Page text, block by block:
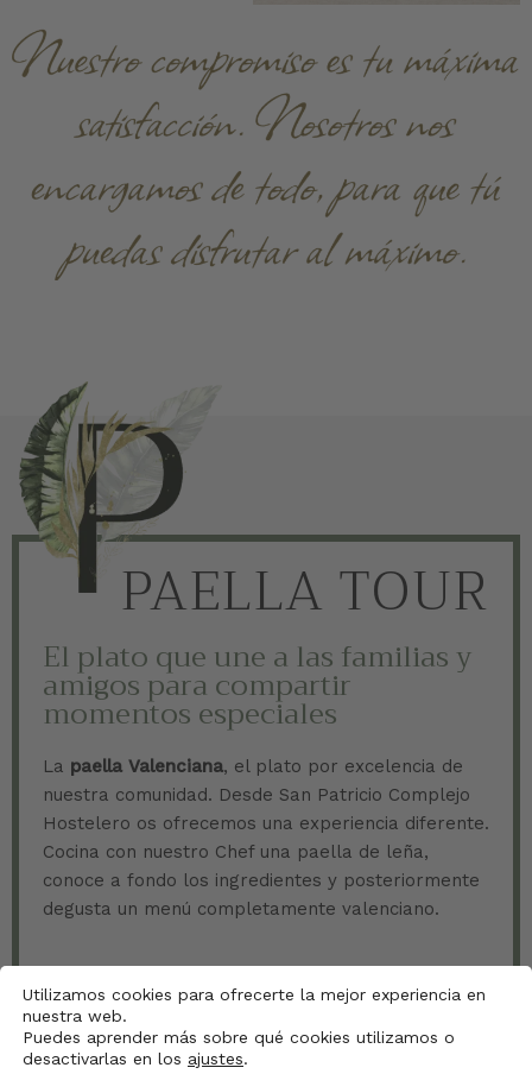
PAELLA TOUR
El plato que une a las familias y
amigos para compartir
momentos especiales
La paella Valenciana, el plato por excelencia de
nuestra comunidad. Desde San Patricio Complejo
Hostelero os ofrecemos una experiencia diferente.
Cocina con nuestro Chef una paella de leña,
conoce a fondo los ingredientes y posteriormente
degusta un menú completamente valenciano.
Saber más
Utilizamos cookies para ofrecerte la mejor experiencia en
nuestra web.
Puedes aprender más sobre qué cookies utilizamos o
desactivarlas en los ajustes.